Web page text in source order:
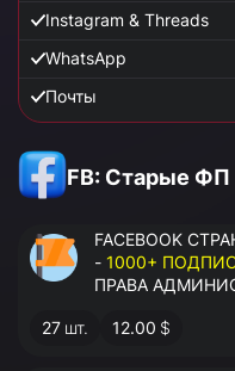
Instagram & Threads
WhatsApp
Почты
FB: Старые ФП
FACEBOOK
- 1000+
ПРАВА
ЗАПОЛНЕННАЯ
27 шт. 12.00 $